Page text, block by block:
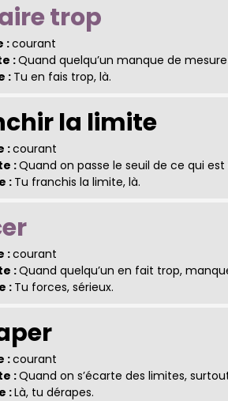
trop
:courant
:Quand quelqu’un manque de
:Tu en fais trop, là.
la limite
:courant
:Quand on passe le seuil de ce qui
:Tu franchis la limite, là.
:courant
:Quand quelqu’un en fait trop,
:Tu forces, sérieux.
:courant
:Quand on s’écarte des limites,
:Là, tu dérapes.